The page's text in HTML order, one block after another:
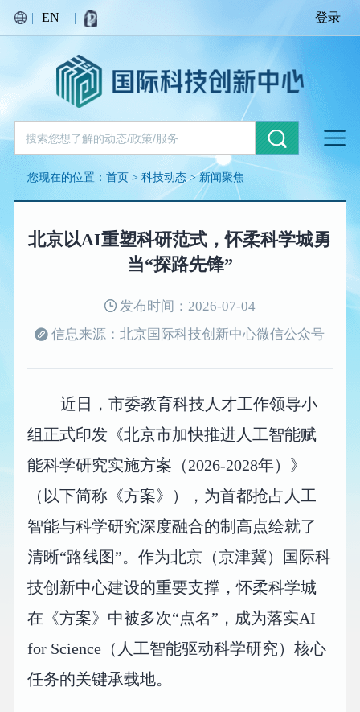
| EN | 登录
您现在的位置：首页 >科技动态>新闻聚焦
北京以AI重塑科研范式，怀柔科学城勇
当“探路先锋”
发布时间：2026-07-04
信息来源：北京国际科技创新中心微信公众号
近日，市委教育科技人才工作领导小
组正式印发《北京市加快推进人工智能赋
能科学研究实施方案（2026-2028年）》
（以下简称《方案》），为首都抢占人工
智能与科学研究深度融合的制高点绘就了
清晰“路线图”。作为北京（京津冀）国际科
技创新中心建设的重要支撑，怀柔科学城
在《方案》中被多次“点名”，成为落实AI
for Science（人工智能驱动科学研究）核心
任务的关键承载地。